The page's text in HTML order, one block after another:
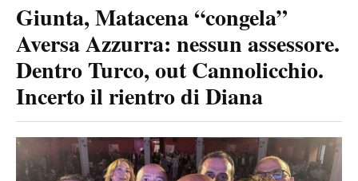
Giunta, Matacena “congela”
Aversa Azzurra: nessun assessore.
Dentro Turco, out Cannolicchio.
Incerto il rientro di Diana